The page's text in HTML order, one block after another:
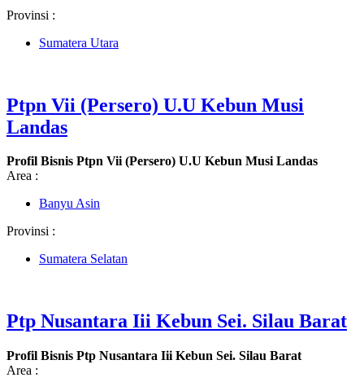
Provinsi :
Sumatera Utara
Ptpn Vii (Persero) U.U Kebun Musi
Landas
Profil Bisnis Ptpn Vii (Persero) U.U Kebun Musi Landas
Area :
Banyu Asin
Provinsi :
Sumatera Selatan
Ptp Nusantara Iii Kebun Sei. Silau Barat
Profil Bisnis Ptp Nusantara Iii Kebun Sei. Silau Barat
Area :